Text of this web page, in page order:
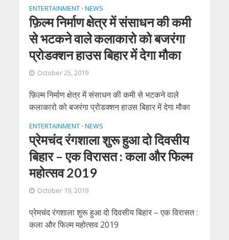
ENTERTAINMENT • NEWS
फ़िल्म निर्माण क्षेत्र में संसाधन की कमी
से भटकने वाले कलाकारो को बजरंगा
प्रोडक्शन हाउस बिहार में देगा मौका
October 25, 2019
फ़िल्म निर्माण क्षेत्र में संसाधन की कमी से भटकने वाले
कलाकारो को बजरंगा प्रोडक्शन हाउस बिहार में देगा मौका
ENTERTAINMENT • NEWS
प्रेमचंद रंगशाला शुरू हुआ दो दिवसीय
बिहार – एक विरासत : कला और फिल्म
महोत्सव 2019
October 19, 2019
प्रेमचंद रंगशाला शुरू हुआ दो दिवसीय बिहार – एक विरासत :
कला और फिल्म महोत्सव 2019